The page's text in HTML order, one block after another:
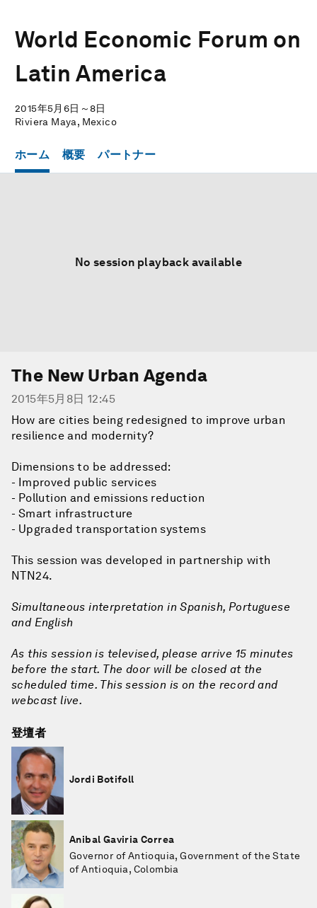
World Economic Forum on
Latin America
2015年5月6日～8日
Riviera Maya, Mexico
ホーム 概要 パートナー
No session playback available
The New Urban Agenda
2015年5月8日 12:45
How are cities being redesigned to improve urban
resilience and modernity?
Dimensions to be addressed:
- Improved public services
- Pollution and emissions reduction
- Smart infrastructure
- Upgraded transportation systems
This session was developed in partnership with
NTN24.
Simultaneous interpretation in Spanish, Portuguese
and English
As this session is televised, please arrive 15 minutes
before the start. The door will be closed at the
scheduled time. This session is on the record and
webcast live.
登壇者
Jordi Botifoll
Anibal Gaviria Correa
Governor of Antioquia, Government of the State
of Antioquia, Colombia